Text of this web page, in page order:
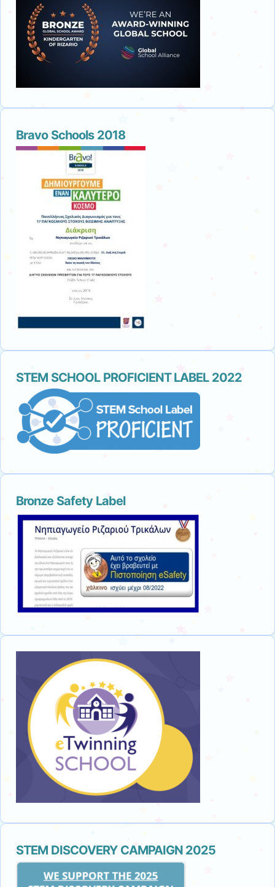
Bravo Schools 2018
STEM SCHOOL PROFICIENT LABEL 2022
Bronze Safety Label
STEM DISCOVERY CAMPAIGN 2025